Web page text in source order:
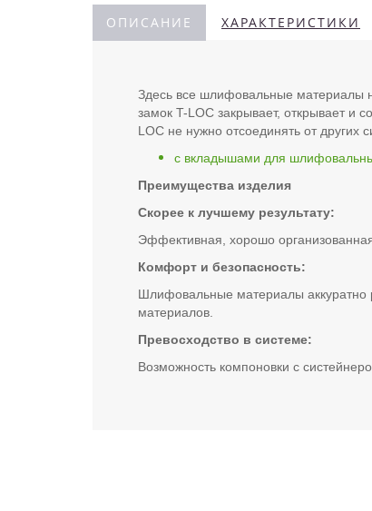
ОПИСАНИЕ ХАРАКТЕРИСТИКИ
Здесь все шлифовальные материалы
замок T-LOC закрывает, открывает и
LOC не нужно отсоединять от других
с вкладышами для
Преимущества изделия
Скорее к лучшему результату:
Эффективная, хорошо
Комфорт и безопасность:
Шлифовальные материалы аккуратно
материалов.
Превосходство в системе:
Возможность компоновки с